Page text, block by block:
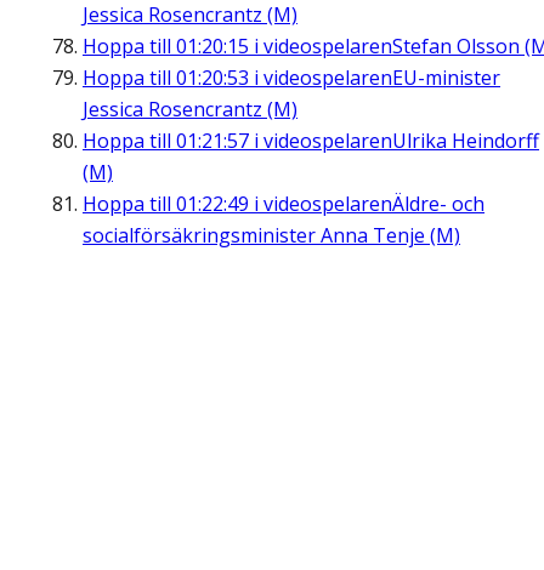
Jessica Rosencrantz (M)
Hoppa till 01:20:15 i videospelarenStefan Olsson
Hoppa till 01:20:53 i videospelarenEU-minister
Jessica Rosencrantz (M)
Hoppa till 01:21:57 i videospelarenUlrika Heindorff
(M)
Hoppa till 01:22:49 i videospelarenÄldre- och
socialförsäkringsminister Anna Tenje (M)